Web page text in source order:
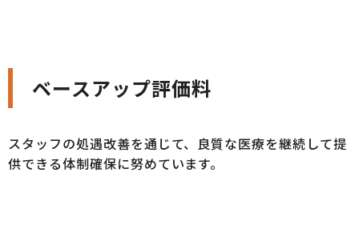
ベースアップ評価料
スタッフの処遇改善を通じて、良質な医療を継続して提
供できる体制確保に努めています。